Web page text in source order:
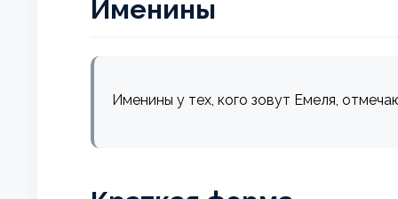
Именины
Именины у тех, кого зовут Емеля,